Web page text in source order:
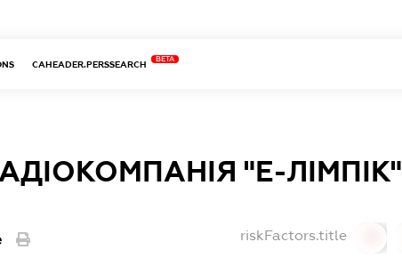
CAHEADER.PERSSEARCH
BETA
"Е-ЛІМПІК"
riskFactors.title